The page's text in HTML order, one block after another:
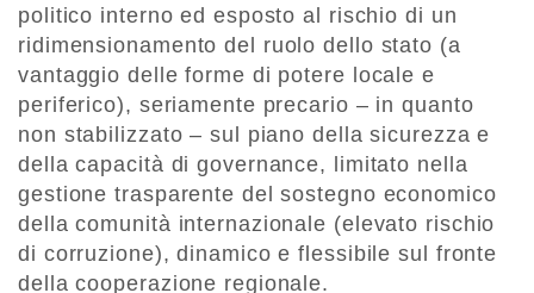
politico interno ed esposto al rischio di un
ridimensionamento del ruolo dello stato (a
vantaggio delle forme di potere locale e
periferico), seriamente precario – in quanto
non stabilizzato – sul piano della sicurezza e
della capacità di governance, limitato nella
gestione trasparente del sostegno economico
della comunità internazionale (elevato rischio
di corruzione), dinamico e flessibile sul fronte
della cooperazione regionale.